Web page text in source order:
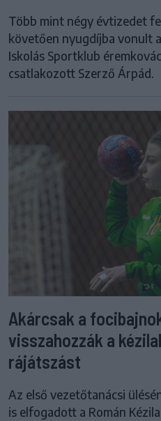
Több mint négy évtizedet
követően nyugdíjba vonult
Iskolás Sportklub
csatlakozott Szerző Árpád.
Akárcsak a
visszahozzák a
rájátszást
Az első vezetőtanácsi
is elfogadott a Román